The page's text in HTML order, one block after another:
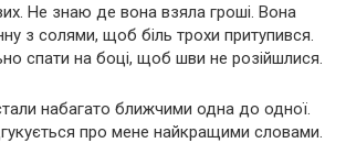
Не знаю де вона взяла гроші. Вона
з солями, щоб біль трохи притупився.
спати на боці, щоб шви не розійшлися.
набагато ближчими одна до одної.
про мене найкращими словами.